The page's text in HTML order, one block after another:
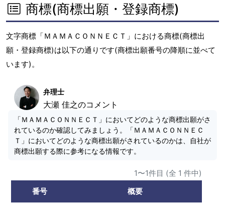
商標(商標出願・登録商標)
文字商標「ＭＡＭＡＣＯＮＮＥＣＴ」における商標(商標出
願・登録商標)は以下の通りです(商標出願番号の降順に並べて
います)。
弁理士
大瀬 佳之のコメント
「ＭＡＭＡＣＯＮＮＥＣＴ」においてどのような商標出願がさ
れているのか確認してみましょう。「ＭＡＭＡＣＯＮＮＥＣ
Ｔ」においてどのような商標出願がされているのかは、自社が
商標出願する際に参考になる情報です。
1〜1件目 (全 1 件中)
番号
概要